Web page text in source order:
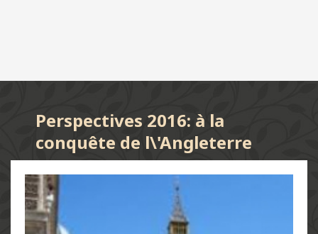
Perspectives 2016: à la
conquête de l\'Angleterre